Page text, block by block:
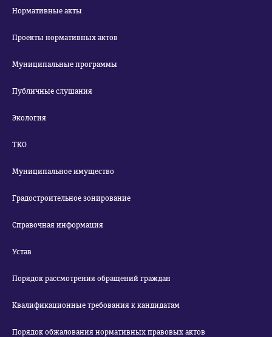
Нормативные акты
Проекты нормативных актов
Муниципальные программы
Публичные слушания
Экология
ТКО
Муниципальное имущество
Градостроительное зонирование
Справочная информация
Устав
Порядок рассмотрения обращений граждан
Квалификационные требования к кандидатам
Порядок обжалования нормативных правовых актов